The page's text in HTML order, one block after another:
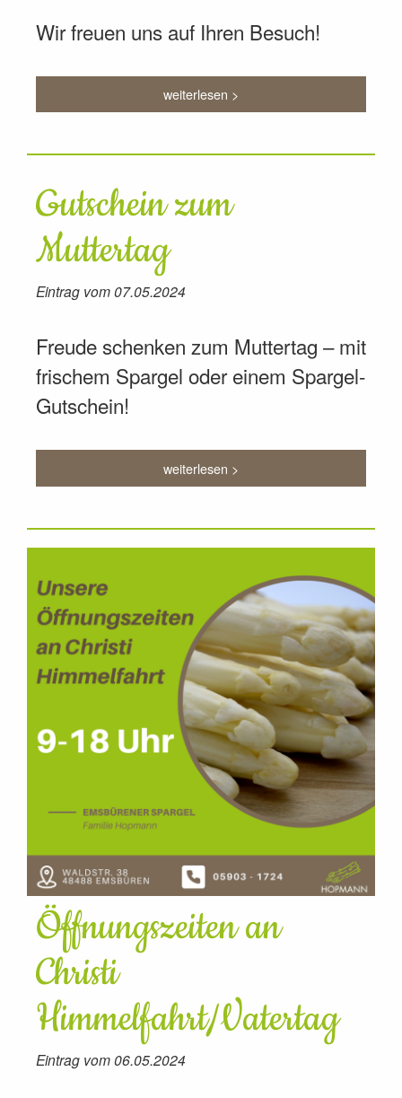
Wir freuen uns auf Ihren Besuch!
weiterlesen >
Gutschein zum
Muttertag
Eintrag vom 07.05.2024
Freude schenken zum Muttertag – mit
frischem Spargel oder einem Spargel-
Gutschein!
weiterlesen >
Öffnungszeiten an
Christi
Himmelfahrt/Vatertag
Eintrag vom 06.05.2024